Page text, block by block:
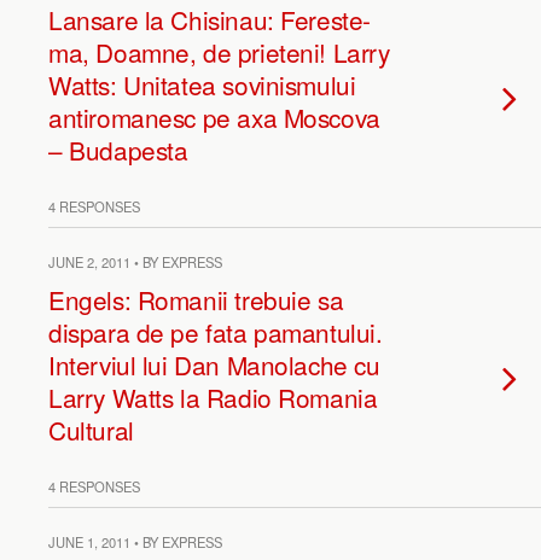
Lansare la Chisinau: Fereste-
ma, Doamne, de prieteni! Larry
Watts: Unitatea sovinismului
antiromanesc pe axa Moscova
– Budapesta
4 RESPONSES
JUNE 2, 2011 • BY EXPRESS
Engels: Romanii trebuie sa
dispara de pe fata pamantului.
Interviul lui Dan Manolache cu
Larry Watts la Radio Romania
Cultural
4 RESPONSES
JUNE 1, 2011 • BY EXPRESS